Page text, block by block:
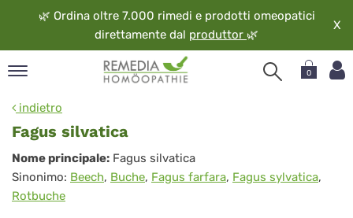
🌿 Ordina oltre 7.000 rimedi e prodotti omeopatici
direttamente dal produttor 🌿
X
0
indietro
Fagus silvatica
Fagus
silvatica
Nome principale: Fagus silvatica
Sinonimo: Beech, Buche, Fagus farfara, Fagus sylvatica,
Rotbuche